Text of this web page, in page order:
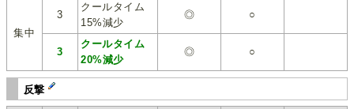
集中
3
クールタイム
15%減少
◎ ○
3
クールタイム
20%減少
◎ ○
反撃